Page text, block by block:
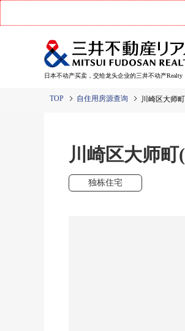
日本不动产买卖，交给龙头企业的三井不动产Realty
TOP 自住用房源查询 川崎区大师
川崎区大师
独栋住宅